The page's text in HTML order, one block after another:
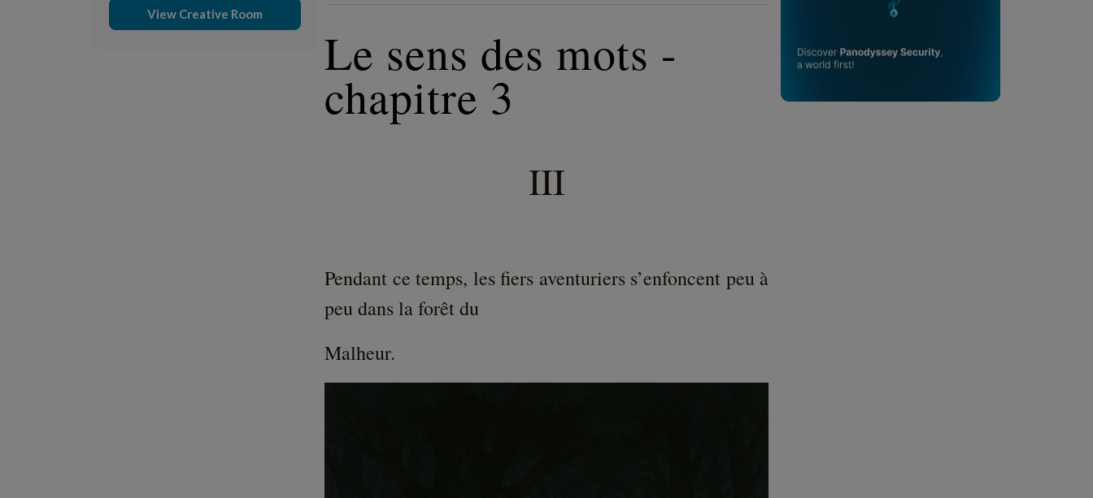
View Creative Room
Le sens des mots -
chapitre 3
III
Pendant ce temps, les fiers aventuriers s’enfoncent peu à
peu dans la forêt du
Malheur.